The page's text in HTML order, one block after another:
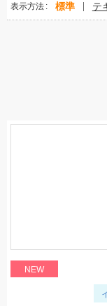
表示方法 標準 テ
NEW